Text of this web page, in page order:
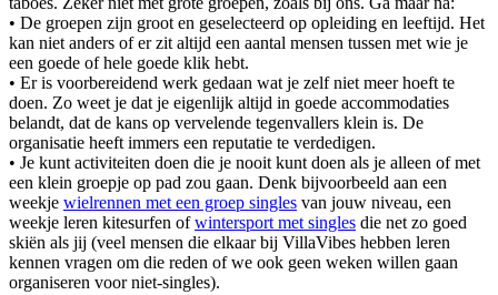
• De groepen zijn groot en geselecteerd op opleiding en leeftijd. Het
kan niet anders of er zit altijd een aantal mensen tussen met wie je
een goede of hele goede klik hebt.
• Er is voorbereidend werk gedaan wat je zelf niet meer hoeft te
doen. Zo weet je dat je eigenlijk altijd in goede accommodaties
belandt, dat de kans op vervelende tegenvallers klein is. De
organisatie heeft immers een reputatie te verdedigen.
• Je kunt activiteiten doen die je nooit kunt doen als je alleen of met
een klein groepje op pad zou gaan. Denk bijvoorbeeld aan een
weekje wielrennen met een groep singles van jouw niveau, een
weekje leren kitesurfen ofwintersport met singles die net zo goed
skiën als jij (veel mensen die elkaar bij VillaVibes hebben leren
kennen vragen om die reden of we ook geen weken willen gaan
organiseren voor niet-singles).